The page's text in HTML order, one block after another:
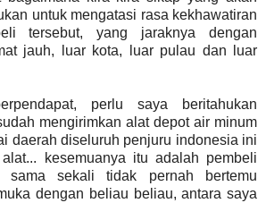
untuk mengatasi rasa kekhawatiran
tersebut, yang jaraknya dengan
jauh, luar kota, luar pulau dan luar
perlu saya beritahukan
mengirimkan alat depot air minum
daerah diseluruh penjuru indonesia ini
kesemuanya itu adalah pembeli
sama sekali tidak pernah bertemu
dengan beliau beliau, antara saya